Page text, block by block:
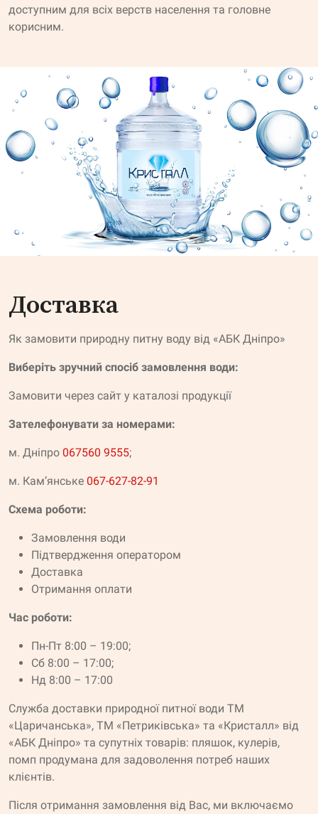
доступним для всіх верств населення та головне
корисним.
Доставка
Як замовити природну питну воду від «АБК Дніпро»
Виберіть зручний спосіб замовлення води:
Замовити через сайт у каталозі продукції
Зателефонувати за номерами:
м. Дніпро 067560 9555;
м. Кам’янське 067-627-82-91
Схема роботи:
Замовлення води
Підтвердження оператором
Доставка
Отримання оплати
Час роботи:
Пн-Пт 8:00 – 19:00;
Сб 8:00 – 17:00;
Нд 8:00 – 17:00
Служба доставки природної питної води ТМ
«Царичанська», ТМ «Петриківська» та «Кристалл» від
«АБК Дніпро» та супутніх товарів: пляшок, кулерів,
помп продумана для задоволення потреб наших
клієнтів.
Після отримання замовлення від Вас, ми включаємо